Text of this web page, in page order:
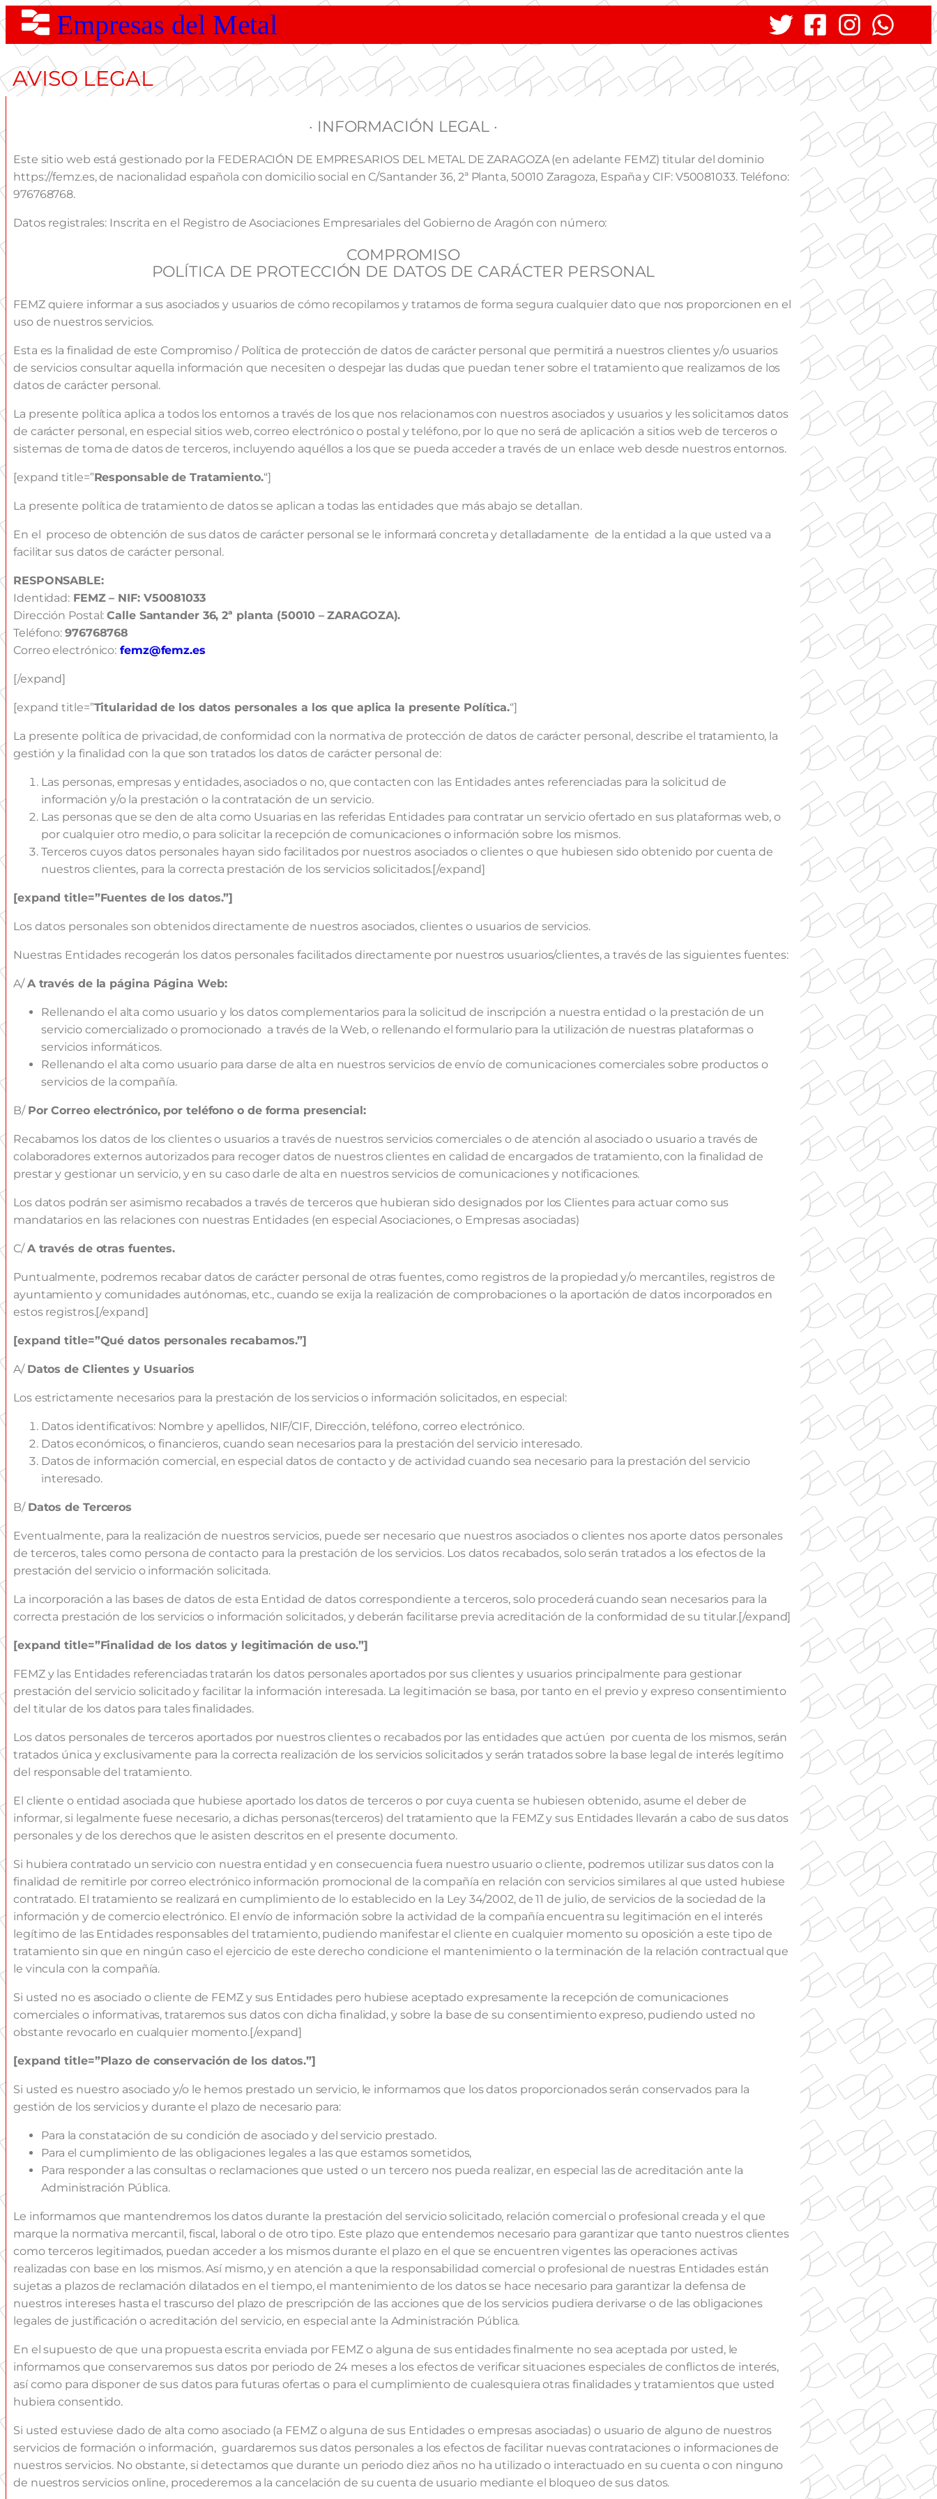
Empresas del Metal
AVISO LEGAL
· INFORMACIÓN LEGAL ·
Este sitio web está gestionado por la FEDERACIÓN DE EMPRESARIOS DEL METAL DE ZARAGOZA (en adelante FEMZ) titular del dominio
https://femz.es, de nacionalidad española con domicilio social en C/Santander 36, 2ª Planta, 50010 Zaragoza, España y CIF: V50081033. Teléfono:
976768768.
Datos registrales: Inscrita en el Registro de Asociaciones Empresariales del Gobierno de Aragón con número:
COMPROMISO
POLÍTICA DE PROTECCIÓN DE DATOS DE CARÁCTER PERSONAL
FEMZ quiere informar a sus asociados y usuarios de cómo recopilamos y tratamos de forma segura cualquier dato que nos proporcionen en el
uso de nuestros servicios.
Esta es la finalidad de este Compromiso / Política de protección de datos de carácter personal que permitirá a nuestros clientes y/o usuarios
de servicios consultar aquella información que necesiten o despejar las dudas que puedan tener sobre el tratamiento que realizamos de los
datos de carácter personal.
La presente política aplica a todos los entornos a través de los que nos relacionamos con nuestros asociados y usuarios y les solicitamos datos
de carácter personal, en especial sitios web, correo electrónico o postal y teléfono, por lo que no será de aplicación a sitios web de terceros o
sistemas de toma de datos de terceros, incluyendo aquéllos a los que se pueda acceder a través de un enlace web desde nuestros entornos.
[expand title=”Responsable de Tratamiento.“]
La presente política de tratamiento de datos se aplican a todas las entidades que más abajo se detallan.
En el proceso de obtención de sus datos de carácter personal se le informará concreta y detalladamente de la entidad a la que usted va a
facilitar sus datos de carácter personal.
RESPONSABLE:
Identidad: FEMZ – NIF: V50081033
Dirección Postal:Calle Santander 36, 2ª planta (50010 – ZARAGOZA).
Teléfono: 976768768
Correo electrónico: femz@femz.es
[/expand]
[expand title=”Titularidad de los datos personales a los que aplica la presente Política.“]
La presente política de privacidad, de conformidad con la normativa de protección de datos de carácter personal, describe el tratamiento, la
gestión y la finalidad con la que son tratados los datos de carácter personal de:
Las personas, empresas y entidades, asociados o no, que contacten con las Entidades antes referenciadas para la solicitud de
información y/o la prestación o la contratación de un servicio.
Las personas que se den de alta como Usuarias en las referidas Entidades para contratar un servicio ofertado en sus plataformas web, o
por cualquier otro medio, o para solicitar la recepción de comunicaciones o información sobre los mismos.
Terceros cuyos datos personales hayan sido facilitados por nuestros asociados o clientes o que hubiesen sido obtenido por cuenta de
nuestros clientes, para la correcta prestación de los servicios solicitados.[/expand]
[expand title=”Fuentes de los datos.”]
Los datos personales son obtenidos directamente de nuestros asociados, clientes o usuarios de servicios.
Nuestras Entidades recogerán los datos personales facilitados directamente por nuestros usuarios/clientes, a través de las siguientes fuentes:
A/A través de la página Página Web:
Rellenando el alta como usuario y los datos complementarios para la solicitud de inscripción a nuestra entidad o la prestación de un
servicio comercializado o promocionado a través de la Web, o rellenando el formulario para la utilización de nuestras plataformas o
servicios informáticos.
Rellenando el alta como usuario para darse de alta en nuestros servicios de envío de comunicaciones comerciales sobre productos o
servicios de la compañía.
B/ Por Correo electrónico, por teléfono o de forma presencial:
Recabamos los datos de los clientes o usuarios a través de nuestros servicios comerciales o de atención al asociado o usuario a través de
colaboradores externos autorizados para recoger datos de nuestros clientes en calidad de encargados de tratamiento, con la finalidad de
prestar y gestionar un servicio, y en su caso darle de alta en nuestros servicios de comunicaciones y notificaciones.
Los datos podrán ser asimismo recabados a través de terceros que hubieran sido designados por los Clientes para actuar como sus
mandatarios en las relaciones con nuestras Entidades (en especial Asociaciones, o Empresas asociadas)
C/A través de otras fuentes.
Puntualmente, podremos recabar datos de carácter personal de otras fuentes, como registros de la propiedad y/o mercantiles, registros de
ayuntamiento y comunidades autónomas, etc., cuando se exija la realización de comprobaciones o la aportación de datos incorporados en
estos registros.[/expand]
[expand title=”Qué datos personales recabamos.”]
A/ Datos de Clientes y Usuarios
Los estrictamente necesarios para la prestación de los servicios o información solicitados, en especial:
Datos identificativos: Nombre y apellidos, NIF/CIF, Dirección, teléfono, correo electrónico.
Datos económicos, o financieros, cuando sean necesarios para la prestación del servicio interesado.
Datos de información comercial, en especial datos de contacto y de actividad cuando sea necesario para la prestación del servicio
interesado.
B/ Datos de Terceros
Eventualmente, para la realización de nuestros servicios, puede ser necesario que nuestros asociados o clientes nos aporte datos personales
de terceros, tales como persona de contacto para la prestación de los servicios. Los datos recabados, solo serán tratados a los efectos de la
prestación del servicio o información solicitada.
La incorporación a las bases de datos de esta Entidad de datos correspondiente a terceros, solo procederá cuando sean necesarios para la
correcta prestación de los servicios o información solicitados, y deberán facilitarse previa acreditación de la conformidad de su titular.[/expand]
[expand title=”Finalidad de los datos y legitimación de uso.”]
FEMZ y las Entidades referenciadas tratarán los datos personales aportados por sus clientes y usuarios principalmente para gestionar
prestación del servicio solicitado y facilitar la información interesada. La legitimación se basa, por tanto en el previo y expreso consentimiento
del titular de los datos para tales finalidades.
Los datos personales de terceros aportados por nuestros clientes o recabados por las entidades que actúen por cuenta de los mismos, serán
tratados única y exclusivamente para la correcta realización de los servicios solicitados y serán tratados sobre la base legal de interés legítimo
del responsable del tratamiento.
El cliente o entidad asociada que hubiese aportado los datos de terceros o por cuya cuenta se hubiesen obtenido, asume el deber de
informar, si legalmente fuese necesario, a dichas personas(terceros) del tratamiento que la FEMZ y sus Entidades llevarán a cabo de sus datos
personales y de los derechos que le asisten descritos en el presente documento.
Si hubiera contratado un servicio con nuestra entidad y en consecuencia fuera nuestro usuario o cliente, podremos utilizar sus datos con la
finalidad de remitirle por correo electrónico información promocional de la compañía en relación con servicios similares al que usted hubiese
contratado. El tratamiento se realizará en cumplimiento de lo establecido en la Ley 34/2002, de 11 de julio, de servicios de la sociedad de la
información y de comercio electrónico. El envío de información sobre la actividad de la compañía encuentra su legitimación en el interés
legítimo de las Entidades responsables del tratamiento, pudiendo manifestar el cliente en cualquier momento su oposición a este tipo de
tratamiento sin que en ningún caso el ejercicio de este derecho condicione el mantenimiento o la terminación de la relación contractual que
le vincula con la compañía.
Si usted no es asociado o cliente de FEMZ y sus Entidades pero hubiese aceptado expresamente la recepción de comunicaciones
comerciales o informativas, trataremos sus datos con dicha finalidad, y sobre la base de su consentimiento expreso, pudiendo usted no
obstante revocarlo en cualquier momento.[/expand]
[expand title=”Plazo de conservación de los datos.”]
Si usted es nuestro asociado y/o le hemos prestado un servicio, le informamos que los datos proporcionados serán conservados para la
gestión de los servicios y durante el plazo de necesario para:
Para la constatación de su condición de asociado y del servicio prestado.
Para el cumplimiento de las obligaciones legales a las que estamos sometidos,
Para responder a las consultas o reclamaciones que usted o un tercero nos pueda realizar, en especial las de acreditación ante la
Administración Pública.
Le informamos que mantendremos los datos durante la prestación del servicio solicitado, relación comercial o profesional creada y el que
marque la normativa mercantil, fiscal, laboral o de otro tipo. Este plazo que entendemos necesario para garantizar que tanto nuestros clientes
como terceros legitimados, puedan acceder a los mismos durante el plazo en el que se encuentren vigentes las operaciones activas
realizadas con base en los mismos. Así mismo, y en atención a que la responsabilidad comercial o profesional de nuestras Entidades están
sujetas a plazos de reclamación dilatados en el tiempo, el mantenimiento de los datos se hace necesario para garantizar la defensa de
nuestros intereses hasta el trascurso del plazo de prescripción de las acciones que de los servicios pudiera derivarse o de las obligaciones
legales de justificación o acreditación del servicio, en especial ante la Administración Pública.
En el supuesto de que una propuesta escrita enviada por FEMZ o alguna de sus entidades finalmente no sea aceptada por usted, le
informamos que conservaremos sus datos por periodo de 24 meses a los efectos de verificar situaciones especiales de conflictos de interés,
así como para disponer de sus datos para futuras ofertas o para el cumplimiento de cualesquiera otras finalidades y tratamientos que usted
hubiera consentido.
Si usted estuviese dado de alta como asociado (a FEMZ o alguna de sus Entidades o empresas asociadas) o usuario de alguno de nuestros
servicios de formación o información, guardaremos sus datos personales a los efectos de facilitar nuevas contrataciones o informaciones de
nuestros servicios. No obstante, si detectamos que durante un periodo diez años no ha utilizado o interactuado en su cuenta o con ninguno
de nuestros servicios online, procederemos a la cancelación de su cuenta de usuario mediante el bloqueo de sus datos.